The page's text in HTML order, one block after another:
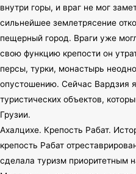
внутри горы, и враг не мог
сильнейшее землетрясение
пещерный город. Враги уже
свою функцию крепости он
персы, турки, монастырь
опустошению. Сейчас Вардзия
туристических объектов,
Грузии.
Ахалцихе. Крепость Рабат.
крепость Рабат
сделала туризм приоритетным